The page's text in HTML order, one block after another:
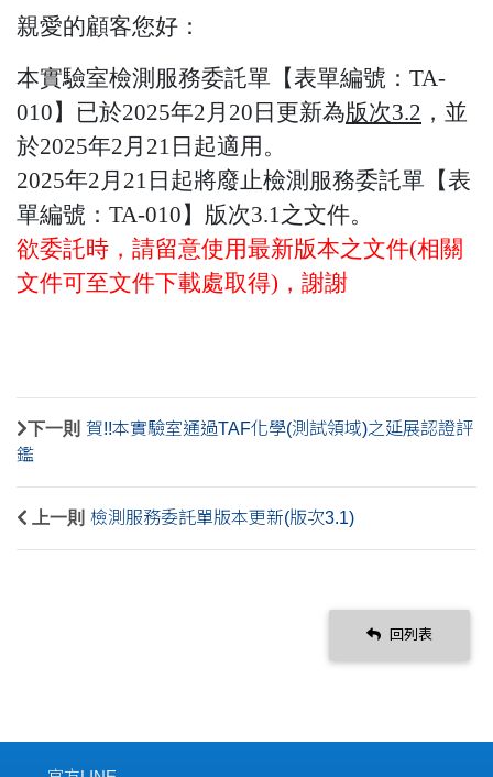
親愛的顧客您好：
本實驗室檢測服務委託單【表單編號：TA-
010】已於2025年2月20日更新為版次3.2 ，並
於2025年2月21日起適用。
2025年2月21日起將廢止檢測服務委託單【表
單編號：TA-010】版次3.1之文件。
欲委託時，請留意使用最新版本之文件(相關
文件可至文件下載處取得)，謝謝
下一則 賀!!本實驗室通過TAF化學(測試領域)之延展認證評
鑑
上一則 檢測服務委託單版本更新(版次3.1)
回列表